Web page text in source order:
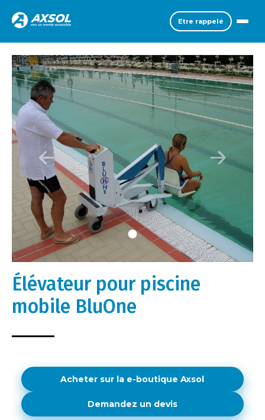
Etre rappelé
Élévateur pour piscine
mobile BluOne
Acheter sur la e-boutique Axsol
Demandez un devis